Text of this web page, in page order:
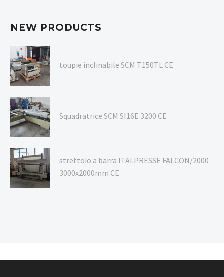
NEW PRODUCTS
toupie inclinabile SCM T150TL CE
Squadratrice SCM SI16E 3200 CE
strettoio a barra ITALPRESSE FALCON/2000
3000x2000mm CE